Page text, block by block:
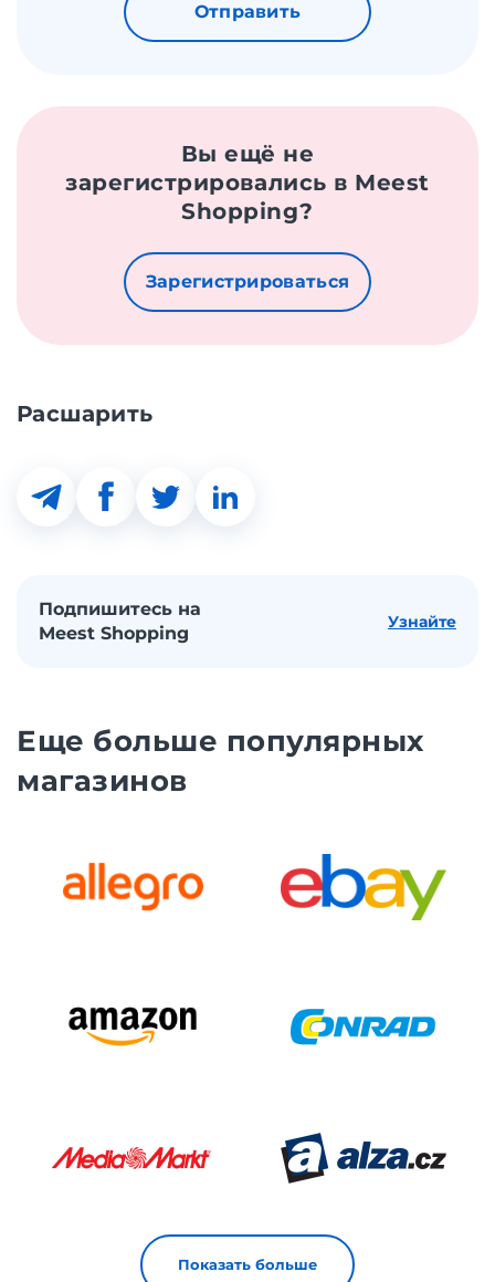
Отправить
Вы ещё не
зарегистрировались в Meest
Shopping?
Зарегистрироваться
Расшарить
Подпишитесь на
Meest Shopping
Узнайте
Еще больше популярных
магазинов
Показать больше